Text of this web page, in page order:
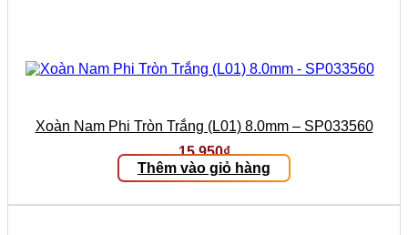
Xoàn Nam Phi Tròn Trắng (L01) 8.0mm – SP033560
15.950₫
Thêm vào giỏ hàng